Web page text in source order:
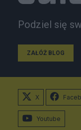
Podziel się
ZAŁÓŻ BLOG
X
Youtube